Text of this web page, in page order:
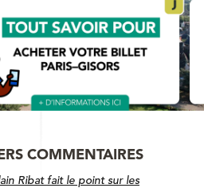
COMMENTAIRES
Ribat fait le point sur les